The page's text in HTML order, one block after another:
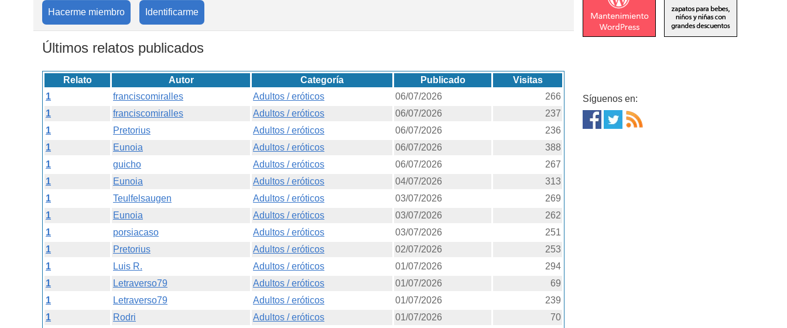
Hacerme miembro Identificarme
Últimos relatos publicados
Relato Autor Categoría Publicado
Visitas
1
franciscomiralles Adultos / eróticos 06/07/2026
266
1
franciscomiralles Adultos / eróticos 06/07/2026
237
1
Pretorius Adultos / eróticos 06/07/2026
236
1
Eunoia Adultos / eróticos 06/07/2026
388
1
guicho Adultos / eróticos 06/07/2026
267
1
Eunoia Adultos / eróticos 04/07/2026
313
1
Teulfelsaugen Adultos / eróticos 03/07/2026
269
1
Eunoia Adultos / eróticos 03/07/2026
262
1
porsiacaso Adultos / eróticos 03/07/2026
251
1
Pretorius Adultos / eróticos 02/07/2026
253
1
Luis R. Adultos / eróticos 01/07/2026
294
1
Letraverso79 Adultos / eróticos 01/07/2026
69
1
Letraverso79 Adultos / eróticos 01/07/2026
239
1
Rodri Adultos / eróticos 01/07/2026
70
Síguenos en: